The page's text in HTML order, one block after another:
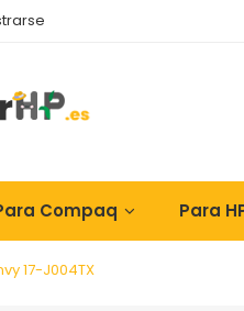
Compaq Para
17-J004TX